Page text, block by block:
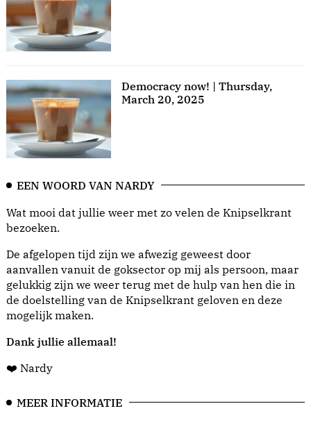
Democracy now! | Thursday,
March 20, 2025
EEN WOORD VAN NARDY
Wat mooi dat jullie weer met zo velen de Knipselkrant
bezoeken.
De afgelopen tijd zijn we afwezig geweest door
aanvallen vanuit de goksector op mij als persoon, maar
gelukkig zijn we weer terug met de hulp van hen die in
de doelstelling van de Knipselkrant geloven en deze
mogelijk maken.
Dank jullie allemaal!
❤️ Nardy
MEER INFORMATIE